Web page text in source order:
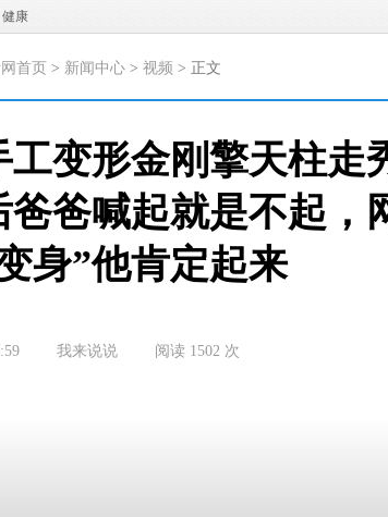
健康
首页 > 新闻中心 > 视频 > 正文
工变形金刚擎天柱走
爸爸喊起就是不起，
身”他肯定起来
我来说说 阅读 1502 次